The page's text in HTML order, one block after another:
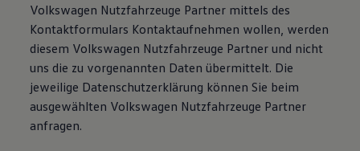
Volkswagen Nutzfahrzeuge Partner mittels des
Kontaktformulars Kontaktaufnehmen wollen, werden
diesem Volkswagen Nutzfahrzeuge Partner und nicht
uns die zu vorgenannten Daten übermittelt. Die
jeweilige Datenschutzerklärung können Sie beim
ausgewählten Volkswagen Nutzfahrzeuge Partner
anfragen.